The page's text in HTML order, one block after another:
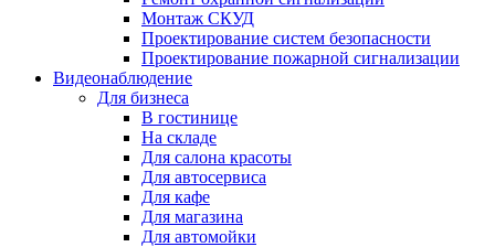
Монтаж СКУД
Проектирование систем безопасности
Проектирование пожарной сигнализации
Видеонаблюдение
Для бизнеса
В гостинице
На складе
Для салона красоты
Для автосервиса
Для кафе
Для магазина
Для автомойки